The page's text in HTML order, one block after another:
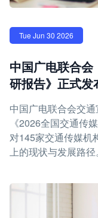
Tue Jun 30 2026
中国广电联合
研报告》正式发
中国广电联合会交
《2026全国交通传
对145家交通传媒机
上的现状与发展路径。